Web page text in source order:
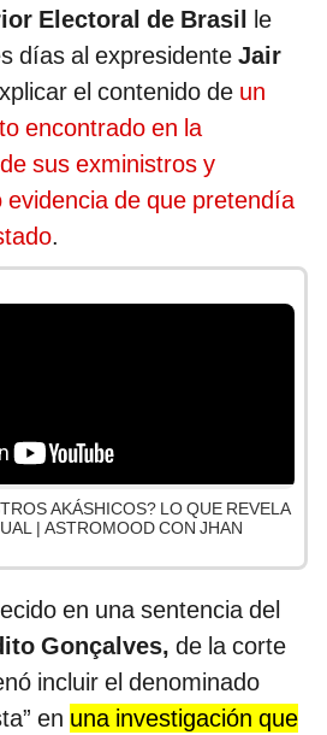
Electoral de Brasil le
días al expresidente Jair
el contenido de un
encontrado en la
sus exministros y
de que pretendía
.
AKÁSHICOS? LO QUE REVELA
| ASTROMOOD CON JHAN
en una sentencia del
Gonçalves, de la corte
incluir el denominado
en una investigación que